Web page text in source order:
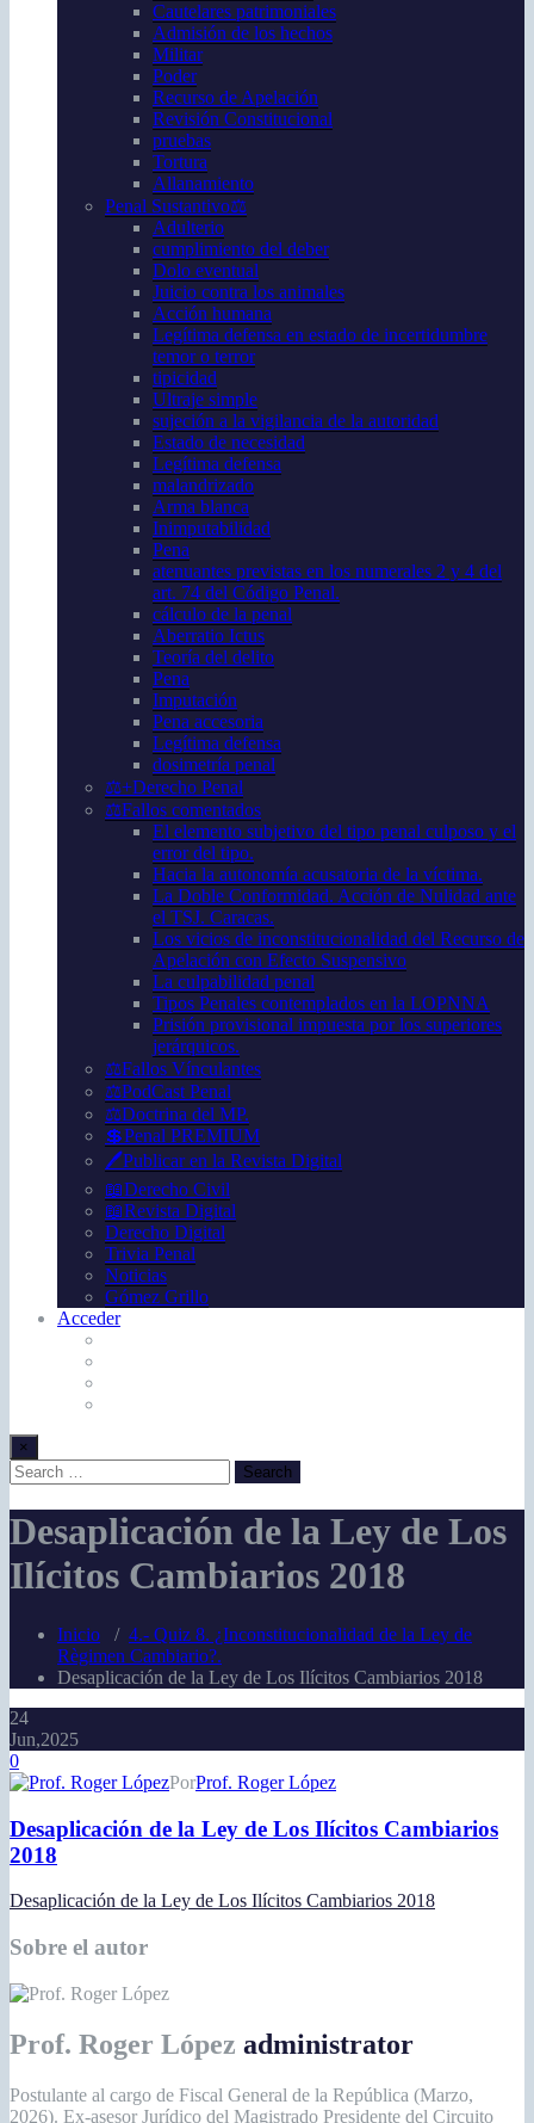
Cautelares patrimoniales
Admisión de los hechos
Militar
Poder
Recurso de Apelación
Revisión Constitucional
pruebas
Tortura
Allanamiento
Penal Sustantivo⚖️
Adulterio
cumplimiento del deber
Dolo eventual
Juicio contra los animales
Acción humana
Legítima defensa en estado de incertidumbre
temor o terror
tipicidad
Ultraje simple
sujeción a la vigilancia de la autoridad
Estado de necesidad
Legítima defensa
malandrizado
Arma blanca
Inimputabilidad
Pena
atenuantes previstas en los numerales 2 y 4 del
art. 74 del Código Penal.
cálculo de la penal
Aberratio Ictus
Teoría del delito
Pena
Imputación
Pena accesoria
Legítima defensa
dosimetría penal
⚖️+Derecho Penal
⚖️Fallos comentados
El elemento subjetivo del tipo penal culposo y el
error del tipo.
Hacia la autonomía acusatoria de la víctima.
La Doble Conformidad. Acción de Nulidad ante
el TSJ. Caracas.
Los vicios de inconstitucionalidad del Recurso de
Apelación con Efecto Suspensivo
La culpabilidad penal
Tipos Penales contemplados en la LOPNNA
Prisión provisional impuesta por los superiores
jerárquicos.
⚖️Fallos Vínculantes
⚖️PodCast Penal
⚖️Doctrina del MP.
💲Penal PREMIUM
🖊️Publicar en la Revista Digital
📖Derecho Civil
📖Revista Digital
Derecho Digital
Trivia Penal
Noticias
Gómez Grillo
Acceder
×
Desaplicación de la Ley de Los
Ilícitos Cambiarios 2018
Inicio / 4.- Quiz 8. ¿Inconstitucionalidad de la Ley de
Règimen Cambiario?.
Desaplicación de la Ley de Los Ilícitos Cambiarios 2018
24
Jun,2025
0
PorProf. Roger López
Desaplicación de la Ley de Los Ilícitos Cambiarios
2018
Desaplicación de la Ley de Los Ilícitos Cambiarios 2018
Sobre el autor
Prof. Roger López administrator
Postulante al cargo de Fiscal General de la República (Marzo,
2026). Ex-asesor Jurídico del Magistrado Presidente del Circuito